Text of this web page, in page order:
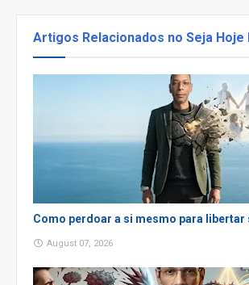
Artigos Relacionados no Seja
Como perdoar a si mesmo para libertar
August 07, 2026